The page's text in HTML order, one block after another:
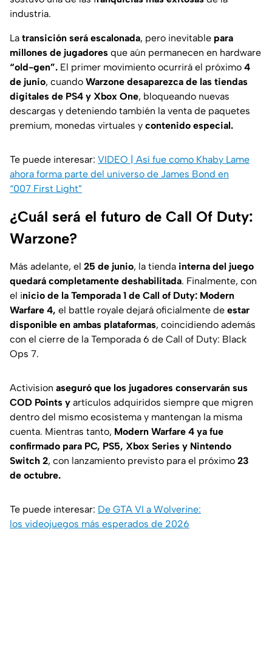
industria.
La transición será escalonada, pero inevitable para
millones de jugadores que aún permanecen en hardware
“old-gen”. El primer movimiento ocurrirá el próximo 4
de junio, cuando Warzone desaparezca de las tiendas
digitales de PS4 y Xbox One, bloqueando nuevas
descargas y deteniendo también la venta de paquetes
premium, monedas virtuales y contenido especial.
Te puede interesar: VIDEO | Así fue como Khaby Lame
ahora forma parte del universo de James Bond en
“007 First Light”
¿Cuál será el futuro de Call Of Duty:
Warzone?
Más adelante, el 25 de junio, la tienda interna del juego
quedará completamente deshabilitada. Finalmente, con
el inicio de la Temporada 1 de Call of Duty: Modern
Warfare 4, el battle royale dejará oficialmente de estar
disponible en ambas plataformas, coincidiendo además
con el cierre de la Temporada 6 de Call of Duty: Black
Ops 7.
Activision aseguró que los jugadores conservarán sus
COD Points y artículos adquiridos siempre que migren
dentro del mismo ecosistema y mantengan la misma
cuenta. Mientras tanto, Modern Warfare 4 ya fue
confirmado para PC, PS5, Xbox Series y Nintendo
Switch 2, con lanzamiento previsto para el próximo 23
de octubre.
Te puede interesar: De GTA VI a Wolverine:
los videojuegos más esperados de 2026